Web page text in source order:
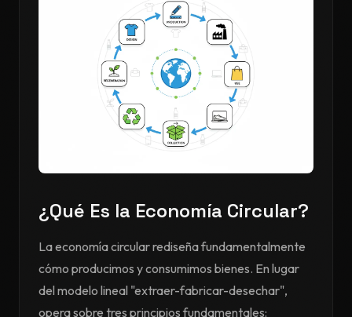
¿Qué Es la Economía Circular?
La economía circular rediseña fundamentalmente
cómo producimos y consumimos bienes. En lugar
del modelo lineal "extraer-fabricar-desechar",
opera sobre tres principios fundamentales: